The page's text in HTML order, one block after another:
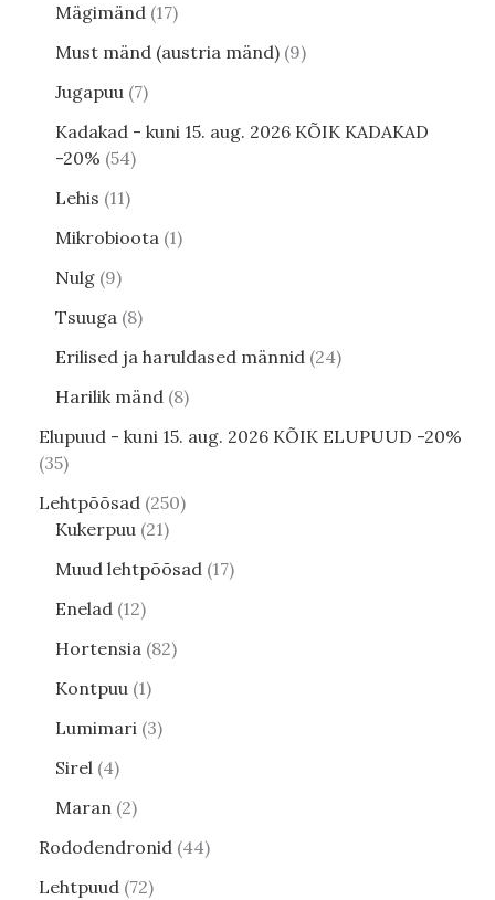
Mägimänd 17
Must mänd (austria mänd) 9
Jugapuu 7
Kadakad - kuni 15. aug. 2026 KÕIK KADAKAD
-20% 54
Lehis 11
Mikrobioota 1
Nulg 9
Tsuuga 8
Erilised ja haruldased männid 24
Harilik mänd 8
Elupuud - kuni 15. aug. 2026 KÕIK ELUPUUD -20%
35
Lehtpõõsad 250
Kukerpuu 21
Muud lehtpõõsad 17
Enelad 12
Hortensia 82
Kontpuu 1
Lumimari 3
Sirel 4
Maran 2
Rododendronid 44
Lehtpuud 72